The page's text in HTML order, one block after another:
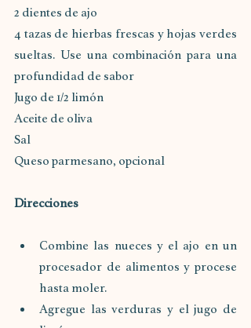
2 dientes de ajo
4 tazas de hierbas frescas y hojas verdes
sueltas. Use una combinación para una
profundidad de sabor
Jugo de 1/2 limón
Aceite de oliva
Sal
Queso parmesano, opcional
Direcciones
Combine las nueces y el ajo en un
procesador de alimentos y procese
hasta moler.
Agregue las verduras y el jugo de